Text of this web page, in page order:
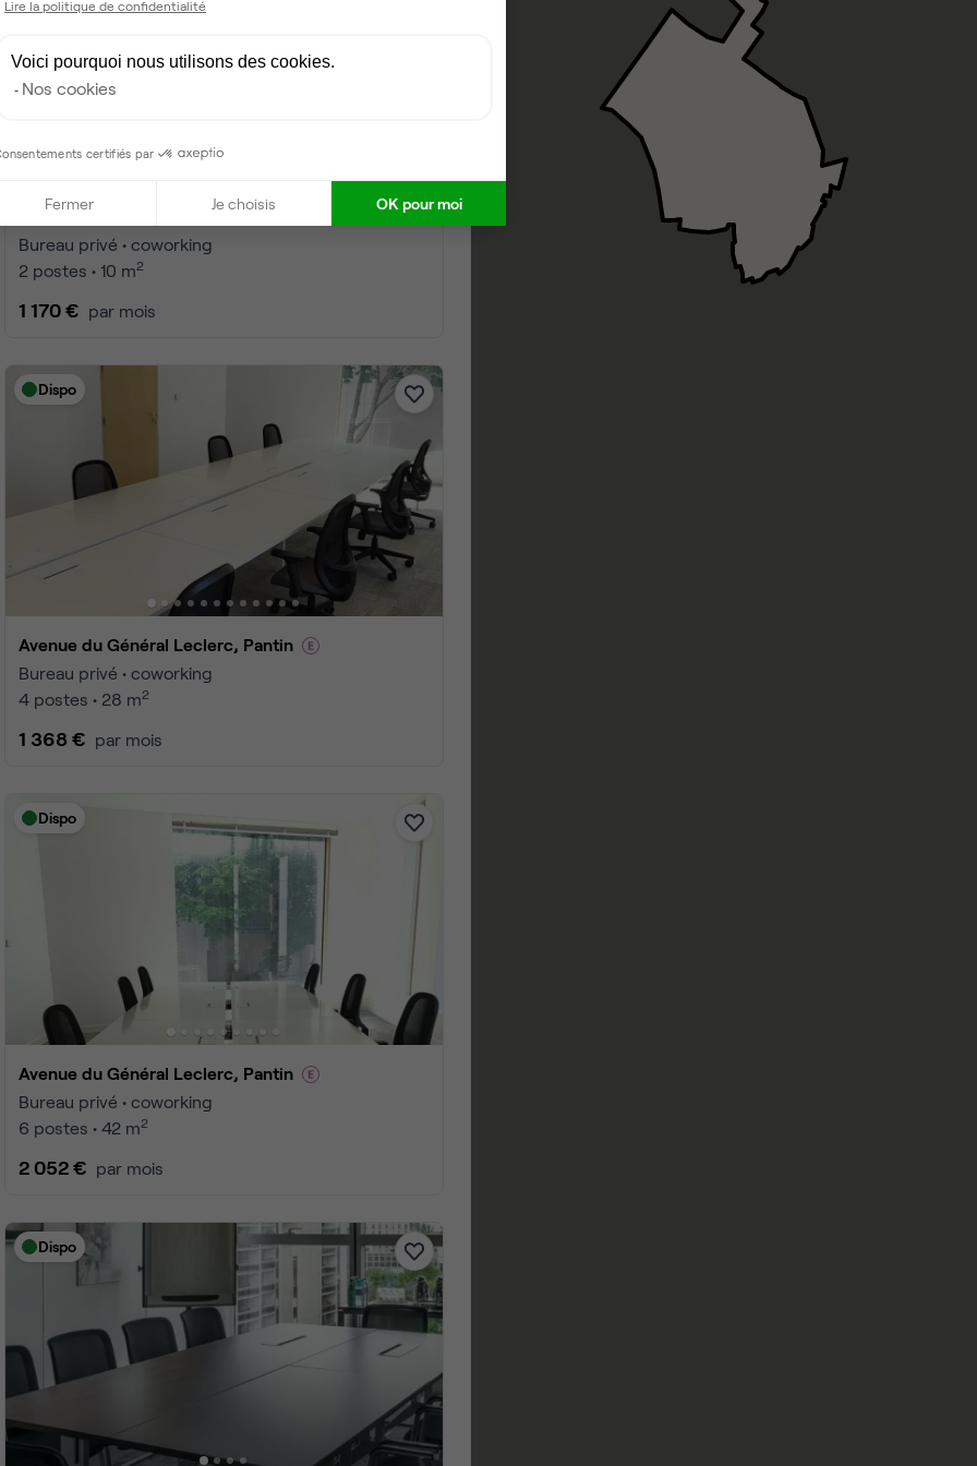
Lire la politique de confidentialité
Voici pourquoi nous utilisons des cookies.
Nos cookies
certifiés par
Fermer Je choisis OK pour moi